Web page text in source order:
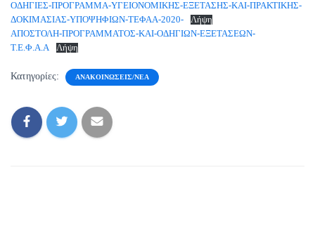
ΟΔΗΓΙΕΣ-ΠΡΟΓΡΑΜΜΑ-ΥΓΕΙΟΝΟΜΙΚΗΣ-ΕΞΕΤΑΣΗΣ-ΚΑΙ-ΠΡΑΚΤΙΚΗΣ-
ΔΟΚΙΜΑΣΙΑΣ-ΥΠΟΨΗΦΙΩΝ-ΤΕΦΑΑ-2020-
Λήψη
ΑΠΟΣΤΟΛΗ-ΠΡΟΓΡΑΜΜΑΤΟΣ-ΚΑΙ-ΟΔΗΓΙΩΝ-ΕΞΕΤΑΣΕΩΝ-
Τ.Ε.Φ.Α.Α
Λήψη
Κατηγορίες: ΑΝΑΚΟΙΝΏΣΕΙΣ/ΝΈΑ